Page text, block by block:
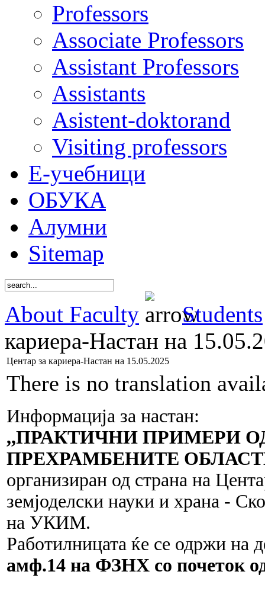
Professors
Associate Professors
Assistant Professors
Assistants
Asistent-doktorand
Visiting professors
Е-учебници
ОБУКА
Алумни
Sitemap
About Faculty
Students
кариера-Настан на
Центар за кариера-Настан на 15.05.2025
There is no translation
Информација за настан:
,,ПРАКТИЧНИ ПРИМЕРИ
ПРЕХРАМБЕНИТЕ
организиран од страна на
земјоделски науки и храна -
на УКИМ.
Работилницата ќе се одржи на
амф.14 на ФЗНХ со почеток